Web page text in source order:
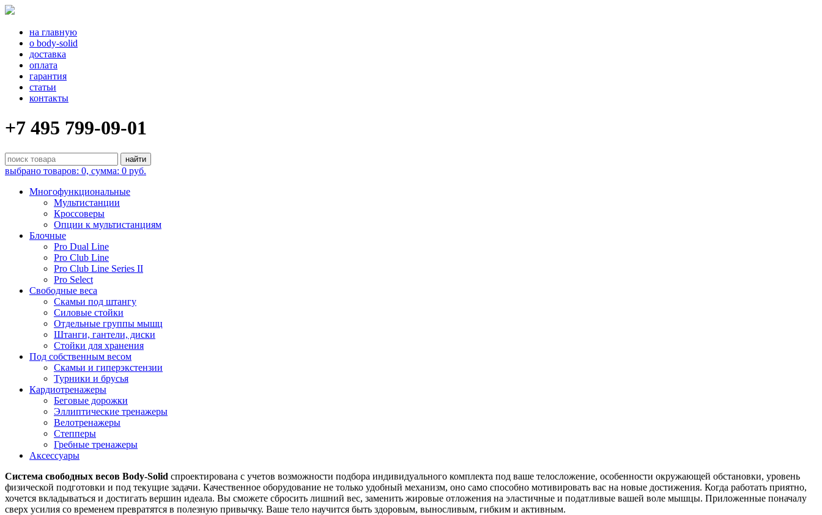
на главную
о body-solid
доставка
оплата
гарантия
статьи
контакты
+7 495 799-09-01
выбрано товаров: 0, сумма: 0 руб.
Многофункциональные
Мультистанции
Кроссоверы
Опции к мультистанциям
Блочные
Pro Dual Line
Pro Club Line
Pro Club Line Series II
Pro Select
Свободные веса
Скамьи под штангу
Силовые стойки
Отдельные группы мышц
Штанги, гантели, диски
Стойки для хранения
Под собственным весом
Скамьи и гиперэкстензии
Турники и брусья
Кардиотренажеры
Беговые дорожки
Эллиптические тренажеры
Велотренажеры
Степперы
Гребные тренажеры
Аксессуары
Система свободных весов Body-Solid спроектирована с учетов возможности подбора индивидуального комплекта под ваше телосложение, особенности окружающей обстановки, уровень
физической подготовки и под текущие задачи. Качественное оборудование не только удобный механизм, оно само способно мотивировать вас на новые достижения. Когда работать приятно,
хочется вкладываться и достигать вершин идеала. Вы сможете сбросить лишний вес, заменить жировые отложения на эластичные и податливые вашей воле мышцы. Приложенные поначалу
сверх усилия со временем превратятся в полезную привычку. Ваше тело научится быть здоровым, выносливым, гибким и активным.